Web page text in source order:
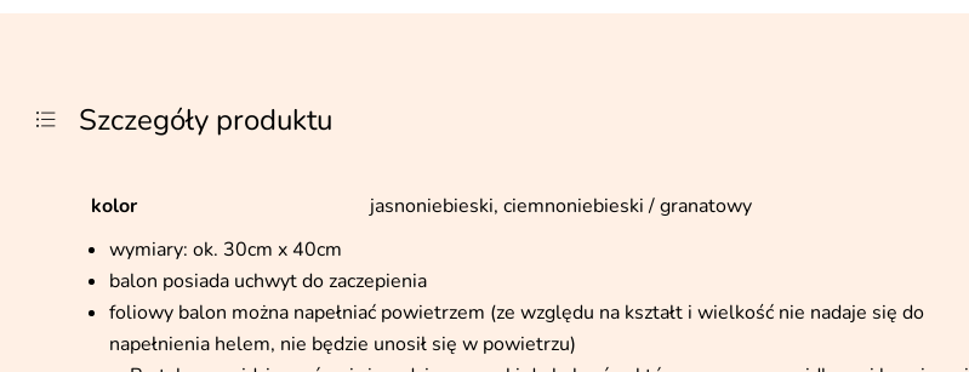
Szczegóły produktu
kolor
jasnoniebieski, ciemnoniebieski / granatowy
wymiary: ok. 30cm x 40cm
balon posiada uchwyt do zaczepienia
foliowy balon można napełniać powietrzem (ze względu na kształt i wielkość nie nadaje się do
napełnienia helem, nie będzie unosił się w powietrzu)